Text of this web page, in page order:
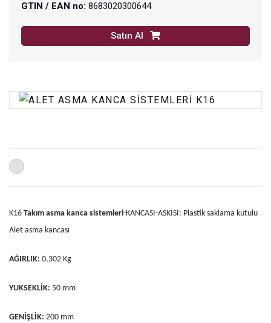
GTIN / EAN no: 8683020300644
Satın Al
K16 Takım asma kanca sistemleri-KANCASI-ASKISI: Plastik saklama kutulu
Alet asma kancası
AĞIRLIK: 0,302 Kg
YUKSEKLİK: 50 mm
GENİŞLİK: 200 mm